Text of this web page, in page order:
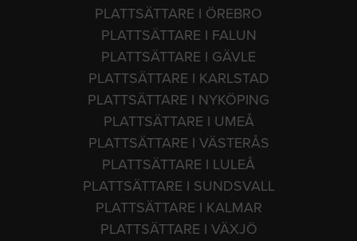
PLATTSÄTTARE I ÖREBRO
PLATTSÄTTARE I FALUN
PLATTSÄTTARE I GÄVLE
PLATTSÄTTARE I KARLSTAD
PLATTSÄTTARE I NYKÖPING
PLATTSÄTTARE I UMEÅ
PLATTSÄTTARE I VÄSTERÅS
PLATTSÄTTARE I LULEÅ
PLATTSÄTTARE I SUNDSVALL
PLATTSÄTTARE I KALMAR
PLATTSÄTTARE I VÄXJÖ